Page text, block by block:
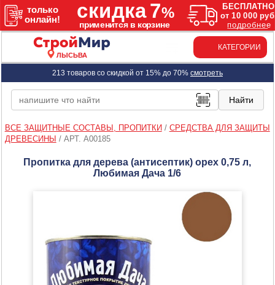
ЛЫСЬВА
КАТЕГОРИИ
213 товаров со скидкой от 15% до 70% смотреть
ВСЕ ЗАЩИТНЫЕ СОСТАВЫ, ПРОПИТКИ / СРЕДСТВА ДЛЯ ЗАЩИТЫ
ДРЕВЕСИНЫ / АРТ. A00185
Пропитка для дерева (антисептик) орех 0,75 л,
Любимая Дача 1/6